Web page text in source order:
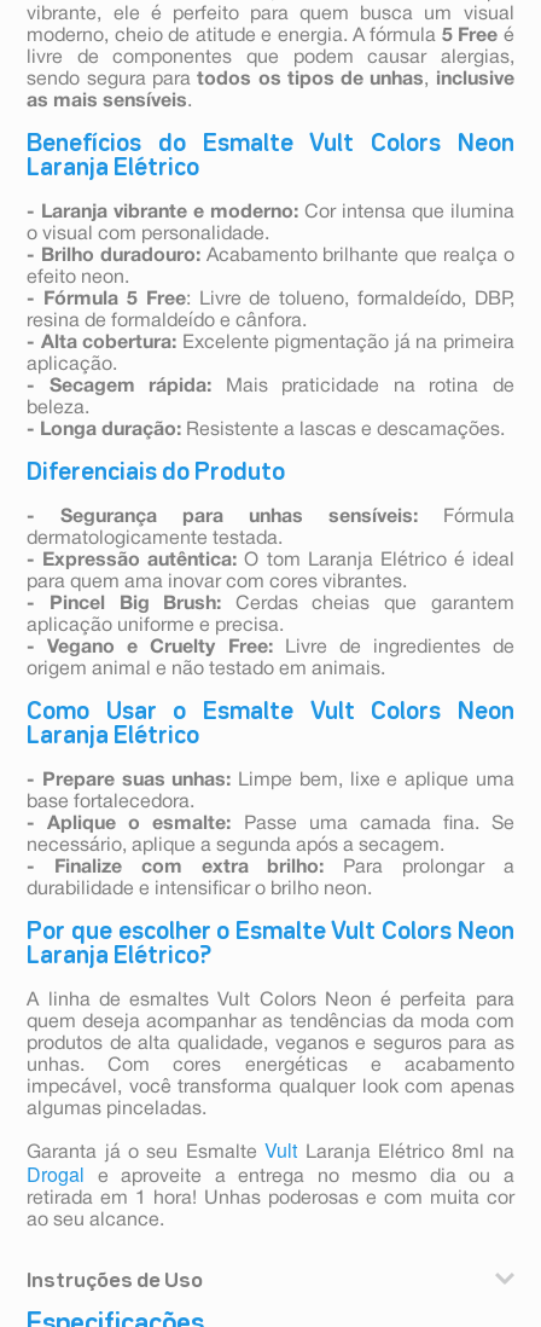
vibrante, ele é perfeito para quem busca um visual
moderno, cheio de atitude e energia. A fórmula 5 Free é
livre de componentes que podem causar alergias,
sendo segura paratodos os tipos de unhas, inclusive
as mais sensíveis.
Benefícios do Esmalte Vult Colors Neon
Laranja Elétrico
- Laranja vibrante e moderno: Cor intensa que ilumina
o visual com personalidade.
- Brilho duradouro:Acabamento brilhante que realça o
efeito neon.
- Fórmula 5 Free: Livre de tolueno, formaldeído, DBP,
resina de formaldeído e cânfora.
- Alta cobertura: Excelente pigmentação já na primeira
aplicação.
- Secagem rápida: Mais praticidade na rotina de
beleza.
- Longa duração: Resistente a lascas e descamações.
Diferenciais do Produto
- Segurança para unhas sensíveis:Fórmula
dermatologicamente testada.
- Expressão autêntica: O tom Laranja Elétrico é ideal
para quem ama inovar com cores vibrantes.
- Pincel Big Brush: Cerdas cheias que garantem
aplicação uniforme e precisa.
- Vegano e Cruelty Free:
Livre de ingredientes de
origem animal e não testado em animais.
Como Usar o Esmalte Vult Colors Neon
Laranja Elétrico
- Prepare suas unhas: Limpe bem, lixe e aplique uma
base fortalecedora.
- Aplique o esmalte: Passe uma camada fina. Se
necessário, aplique a segunda após a secagem.
- Finalize com extra brilho: Para prolongar a
durabilidade e intensificar o brilho neon.
Por que escolher o Esmalte Vult Colors Neon
Laranja Elétrico?
A linha de esmaltes Vult Colors Neon é perfeita para
quem deseja acompanhar as tendências da moda com
produtos de alta qualidade, veganos e seguros para as
unhas. Com cores energéticas e acabamento
impecável, você transforma qualquer look com apenas
algumas pinceladas.
Garanta já o seu Esmalte Vult Laranja Elétrico 8ml na
Drogal e aproveite a entrega no mesmo dia ou a
retirada em 1 hora! Unhas poderosas e com muita cor
ao seu alcance.
Instruções de Uso
- Prepare suas unhas: